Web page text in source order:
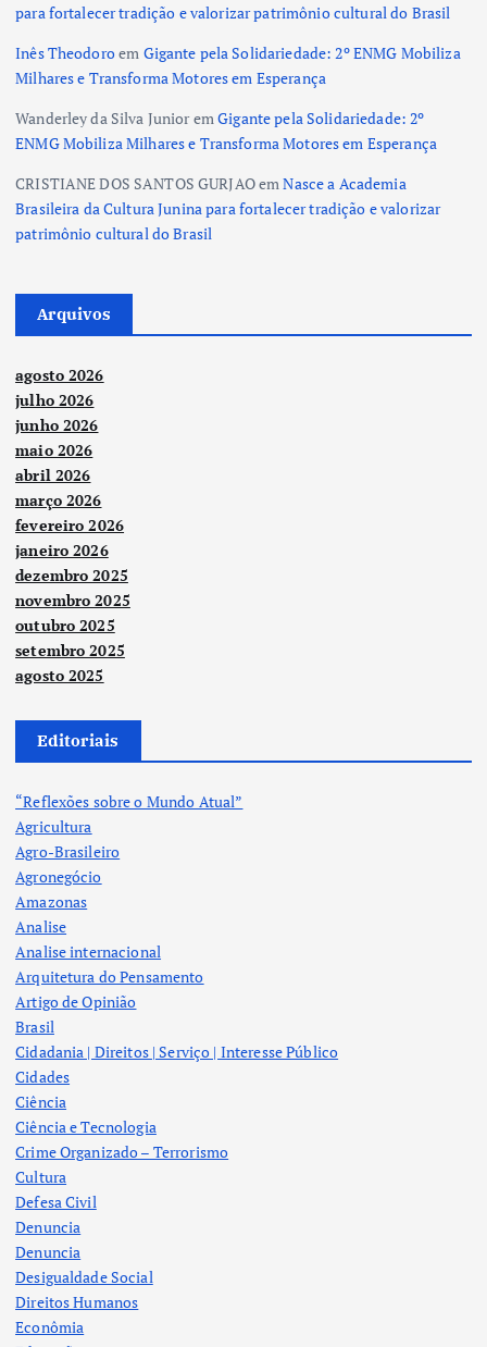
para fortalecer tradição e valorizar patrimônio cultural do Brasil
Inês Theodoroem Gigante pela Solidariedade: 2º ENMG Mobiliza
Milhares e Transforma Motores em Esperança
Wanderley da Silva JunioremGigante pela Solidariedade: 2º
ENMG Mobiliza Milhares e Transforma Motores em Esperança
CRISTIANE DOS SANTOS GURJAOemNasce a Academia
Brasileira da Cultura Junina para fortalecer tradição e valorizar
patrimônio cultural do Brasil
Arquivos
agosto 2026
julho 2026
junho 2026
maio 2026
abril 2026
março 2026
fevereiro 2026
janeiro 2026
dezembro 2025
novembro 2025
outubro 2025
setembro 2025
agosto 2025
Editoriais
“Reflexões sobre o Mundo Atual”
Agricultura
Agro-Brasileiro
Agronegócio
Amazonas
Analise
Analise internacional
Arquitetura do Pensamento
Artigo de Opinião
Brasil
Cidadania | Direitos | Serviço | Interesse Público
Cidades
Ciência
Ciência e Tecnologia
Crime Organizado – Terrorismo
Cultura
Defesa Civil
Denuncia
Denuncia
Desigualdade Social
Direitos Humanos
Econômia